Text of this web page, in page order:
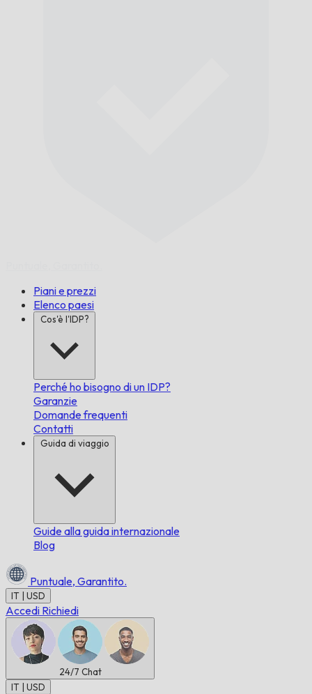
Piani e prezzi
Elenco paesi
Cos'è l'IDP?
Perché ho bisogno di un IDP?
Garanzie
Domande frequenti
Contatti
Guida di viaggio
Guide alla guida internazionale
Blog
Puntuale, Garantito.
IT | USD
Accedi Richiedi
24/7 Chat
IT | USD